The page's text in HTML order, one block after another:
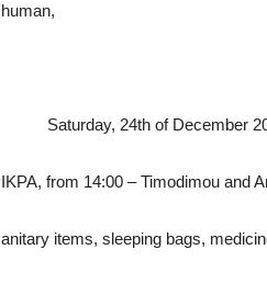
Saturday, 24th of December
from 14:00 – Timodimou and
items, sleeping bags,